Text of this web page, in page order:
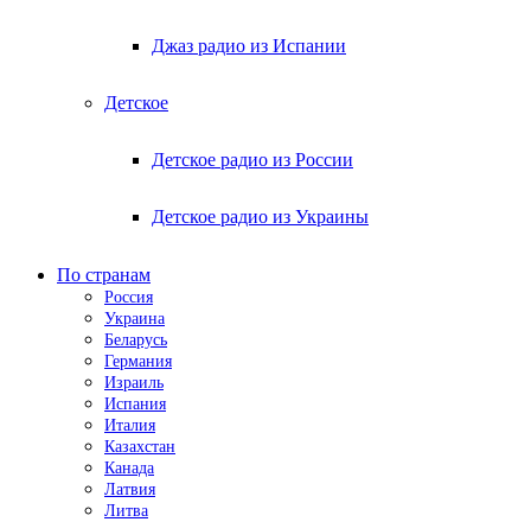
Джаз радио из Испании
Детское
Детское радио из России
Детское радио из Украины
По странам
Россия
Украина
Беларусь
Германия
Израиль
Испания
Италия
Казахстан
Канада
Латвия
Литва